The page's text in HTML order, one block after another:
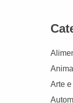
Arte